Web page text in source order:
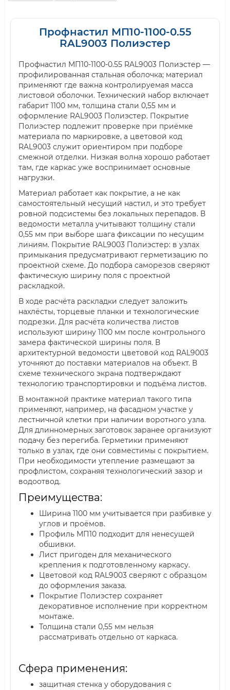
Профнастил МП10-1100-0.55
RAL9003 Полиэстер
Профнастил МП10-1100-0.55 RAL9003 Полиэстер —
профилированная стальная оболочка; материал
применяют где важна контролируемая масса
листовой оболочки. Технический набор включает
габарит 1100 мм, толщина стали 0,55 мм и
оформление RAL9003 Полиэстер. Покрытие
Полиэстер подлежит проверке при приёмке
материала по маркировке, а цветовой код
RAL9003 служит ориентиром при подборе
смежной отделки. Низкая волна хорошо работает
там, где каркас уже воспринимает основные
нагрузки.
Материал работает как покрытие, а не как
самостоятельный несущий настил, и это требует
ровной подсистемы без локальных перепадов. В
ведомости металла учитывают толщину стали
0,55 мм при выборе шага фиксации по несущим
линиям. Покрытие RAL9003 Полиэстер: в узлах
примыкания предусматривают герметизацию по
проектной схеме. До подбора саморезов сверяют
фактическую ширину поля с проектной
раскладкой.
В ходе расчёта раскладки следует заложить
нахлёсты, торцевые планки и технологические
подрезки. Для расчёта количества листов
используют ширину 1100 мм после контрольного
замера фактической ширины поля. В
архитектурной ведомости цветовой код RAL9003
уточняют до поставки материалов на объект. В
схеме технического экрана подтверждают
технологию транспортировки и подъёма листов.
В монтажной практике материал такого типа
применяют, например, на фасадном участке у
лестничной клетки при наличии воротного узла.
Для длинномерных заготовок заранее организуют
подачу без перегиба. Герметики применяют
только в узлах, где они совместимы с покрытием.
При необходимости утепление размещают за
профлистом, сохраняя технологический зазор и
водоотвод.
Преимущества:
Ширина 1100 мм учитывается при разбивке у
углов и проёмов.
Профиль МП10 подходит для ненесущей
обшивки.
Лист пригоден для механического
крепления к подготовленному каркасу.
Цветовой код RAL9003 сверяют с образцом
до оформления заказа.
Покрытие Полиэстер сохраняет
декоративное исполнение при корректном
монтаже.
Толщина стали 0,55 мм нельзя
рассматривать отдельно от каркаса.
Сфера применения:
защитная стенка у оборудования с